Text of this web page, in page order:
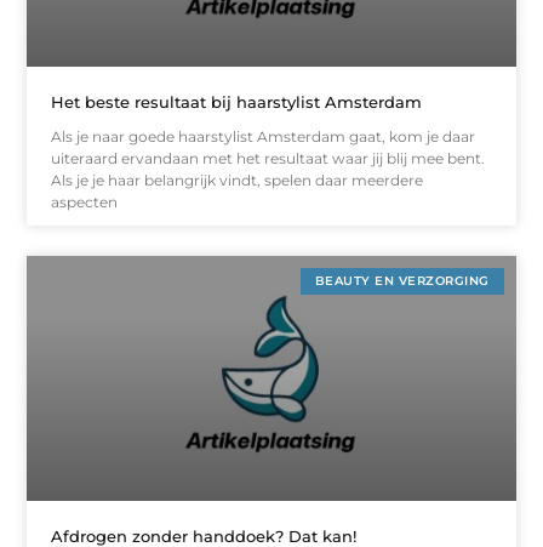
Het beste resultaat bij haarstylist Amsterdam
Als je naar goede haarstylist Amsterdam gaat, kom je daar
uiteraard ervandaan met het resultaat waar jij blij mee bent.
Als je je haar belangrijk vindt, spelen daar meerdere
aspecten
BEAUTY EN VERZORGING
Afdrogen zonder handdoek? Dat kan!